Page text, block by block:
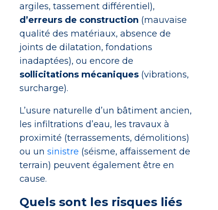
argiles, tassement différentiel),
d’erreurs de construction (mauvaise
qualité des matériaux, absence de
joints de dilatation, fondations
inadaptées), ou encore de
sollicitations mécaniques (vibrations,
surcharge).
L’usure naturelle d’un bâtiment ancien,
les infiltrations d’eau, les travaux à
proximité (terrassements, démolitions)
ou un sinistre (séisme, affaissement de
terrain) peuvent également être en
cause.
Quels sont les risques liés